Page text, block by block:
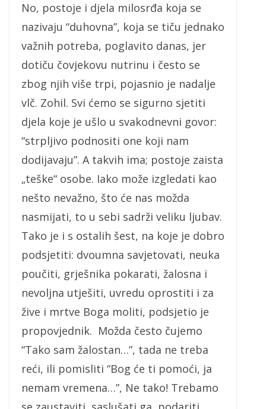
No, postoje i djela milosrđa koja se
nazivaju “duhovna”, koja se tiču jednako
važnih potreba, poglavito danas, jer
dotiču čovjekovu nutrinu i često se
zbog njih više trpi, pojasnio je nadalje
vlč. Zohil. Svi ćemo se sigurno sjetiti
djela koje je ušlo u svakodnevni govor:
“strpljivo podnositi one koji nam
dodijavaju”. A takvih ima; postoje zaista
„teške“ osobe. Iako može izgledati kao
nešto nevažno, što će nas možda
nasmijati, to u sebi sadrži veliku ljubav.
Tako je i s ostalih šest, na koje je dobro
podsjetiti: dvoumna savjetovati, neuka
poučiti, grješnika pokarati, žalosna i
nevoljna utješiti, uvredu oprostiti i za
žive i mrtve Boga moliti, podsjetio je
propovjednik. Možda često čujemo
“Tako sam žalostan…”, tada ne treba
reći, ili pomisliti “Bog će ti pomoći, ja
nemam vremena…”, Ne tako! Trebamo